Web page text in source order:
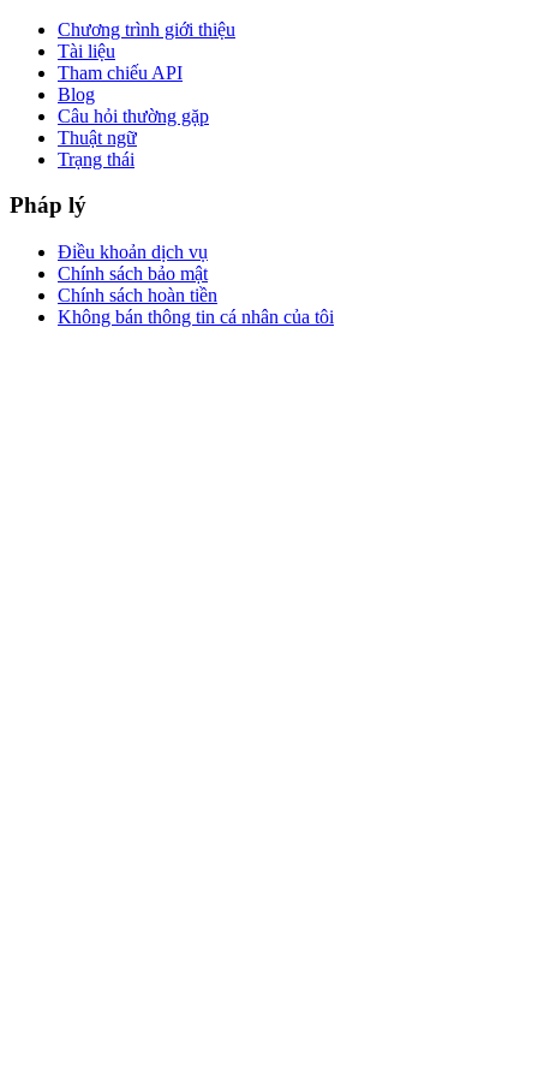
Chương trình giới thiệu
Tài liệu
Tham chiếu API
Blog
Câu hỏi thường gặp
Thuật ngữ
Trạng thái
Pháp lý
Điều khoản dịch vụ
Chính sách bảo mật
Chính sách hoàn tiền
Không bán thông tin cá nhân của tôi